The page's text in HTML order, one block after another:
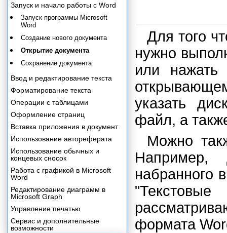
Для того
нужно
или
указать
файл, а
Можно
Например,
набранного
формата
Запуск и начало работы с Word
Запуск программы Microsoft
Word
Создание нового документа
Открытие документа
Сохранение документа
Ввод и редактирование текста
Форматирование текста
Операции с таблицами
Оформление страниц
Вставка приложения в документ
Использование автореферата
Использование обычных и
концевых сносок
Работа с графикой в Microsoft
Word
Редактирование диаграмм в
Microsoft Graph
Управление печатью
Сервис и дополнительные
возможности